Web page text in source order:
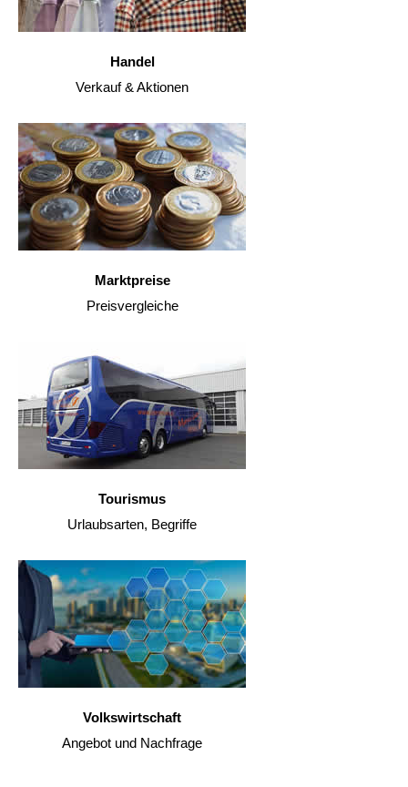
Handel
Verkauf & Aktionen
Marktpreise
Preisvergleiche
Tourismus
Urlaubsarten, Begriffe
Volkswirtschaft
Angebot und Nachfrage